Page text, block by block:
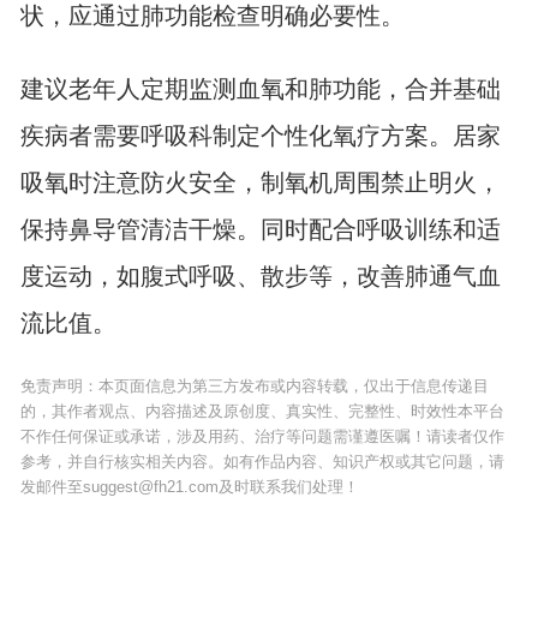
状，应通过肺功能检查明确必要性。
建议老年人定期监测血氧和肺功能，合并基础
疾病者需要呼吸科制定个性化氧疗方案。居家
吸氧时注意防火安全，制氧机周围禁止明火，
保持鼻导管清洁干燥。同时配合呼吸训练和适
度运动，如腹式呼吸、散步等，改善肺通气血
流比值。
免责声明：本页面信息为第三方发布或内容转载，仅出于信息传递目
的，其作者观点、内容描述及原创度、真实性、完整性、时效性本平台
不作任何保证或承诺，涉及用药、治疗等问题需谨遵医嘱！请读者仅作
参考，并自行核实相关内容。如有作品内容、知识产权或其它问题，请
发邮件至suggest@fh21.com及时联系我们处理！